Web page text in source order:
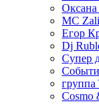
Оксана
MC
Егор
Dj
Супер
группа
Cosmo